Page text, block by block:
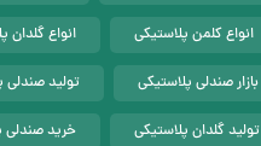
انواع کلمن پلاستیکی انواع گلدان
بازار صندلی پلاستیکی تولید صندلی
تولید گلدان پلاستیکی خرید صندلی